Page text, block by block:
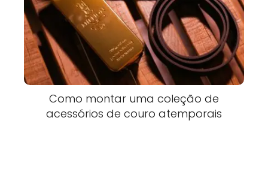
Como montar uma coleção de
acessórios de couro atemporais